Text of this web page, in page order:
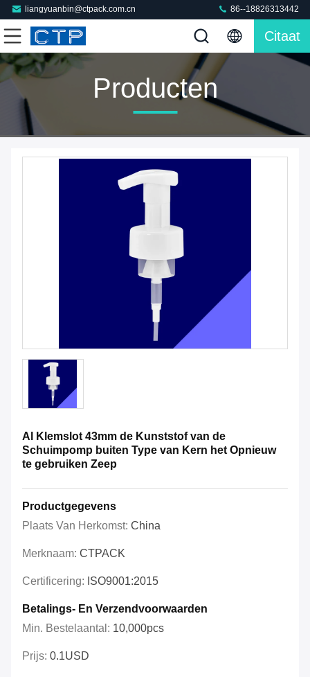
liangyuanbin@ctpack.com.cn 86--18826313442
Citaat
Producten
Al Klemslot 43mm de Kunststof van de
Schuimpomp buiten Type van Kern het Opnieuw
te gebruiken Zeep
Productgegevens
Plaats Van Herkomst: China
Merknaam: CTPACK
Certificering: ISO9001:2015
Betalings- En Verzendvoorwaarden
Min. Bestelaantal: 10,000pcs
Prijs: 0.1USD